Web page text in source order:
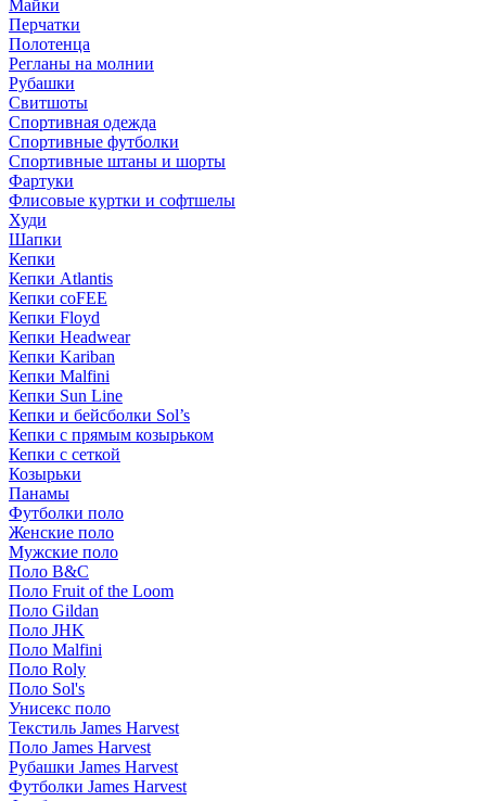
Майки
Перчатки
Полотенца
Регланы на молнии
Рубашки
Свитшоты
Спортивная одежда
Спортивные футболки
Спортивные штаны и шорты
Фартуки
Флисовые куртки и софтшелы
Худи
Шапки
Кепки
Кепки Atlantis
Кепки coFEE
Кепки Floyd
Кепки Headwear
Кепки Kariban
Кепки Malfini
Кепки Sun Line
Кепки и бейсболки Sol’s
Кепки с прямым козырьком
Кепки с сеткой
Козырьки
Панамы
Футболки поло
Женские поло
Мужские поло
Поло B&C
Поло Fruit of the Loom
Поло Gildan
Поло JHK
Поло Malfini
Поло Roly
Поло Sol's
Унисекс поло
Текстиль James Harvest
Поло James Harvest
Рубашки James Harvest
Футболки James Harvest